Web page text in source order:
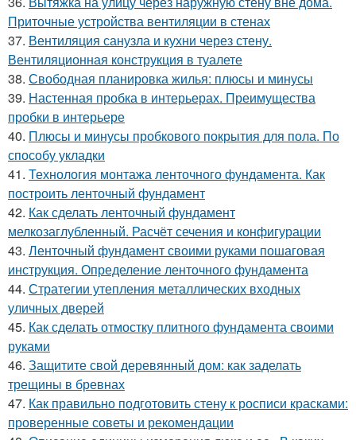
Приточные устройства вентиляции в стенах
37. Вентиляция санузла и кухни через стену.
Вентиляционная конструкция в туалете
38. Свободная планировка жилья: плюсы и минусы
39. Настенная пробка в интерьерах. Преимущества
пробки в интерьере
40. Плюсы и минусы пробкового покрытия для пола. По
способу укладки
41. Технология монтажа ленточного фундамента. Как
построить ленточный фундамент
42. Как сделать ленточный фундамент
мелкозаглубленный. Расчёт сечения и конфигурации
43. Ленточный фундамент своими руками пошаговая
инструкция. Определение ленточного фундамента
44. Стратегии утепления металлических входных
уличных дверей
45. Как сделать отмостку плитного фундамента своими
руками
46. Защитите свой деревянный дом: как заделать
трещины в бревнах
47. Как правильно подготовить стену к росписи красками:
проверенные советы и рекомендации